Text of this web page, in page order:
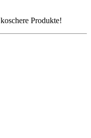
Produkte!